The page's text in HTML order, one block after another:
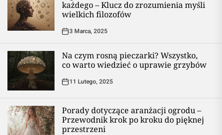
każdego – Klucz do zrozumienia myśli
wielkich filozofów
3 Marca, 2025
Na czym rosną pieczarki? Wszystko,
co warto wiedzieć o uprawie grzybów
11 Lutego, 2025
Porady dotyczące aranżacji ogrodu –
Przewodnik krok po kroku do pięknej
przestrzeni